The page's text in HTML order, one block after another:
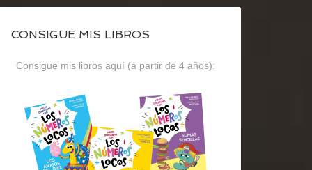
CONSIGUE MIS LIBROS
Consigue mis libros aquí (a partir de 4 años):